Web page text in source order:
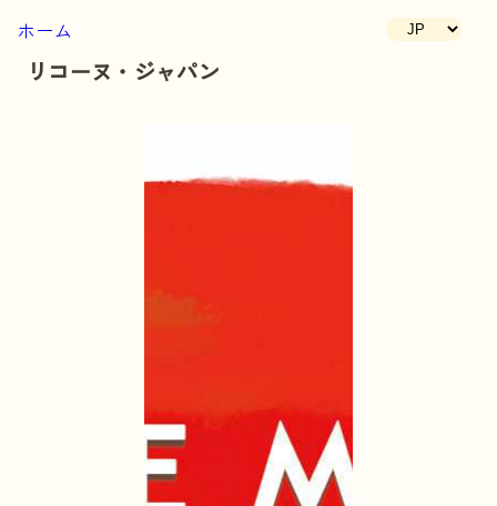
ホーム
リコーヌ・ジャパン